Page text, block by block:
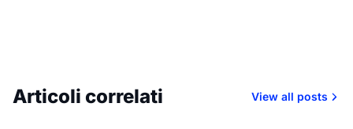
Articoli correlati View all posts